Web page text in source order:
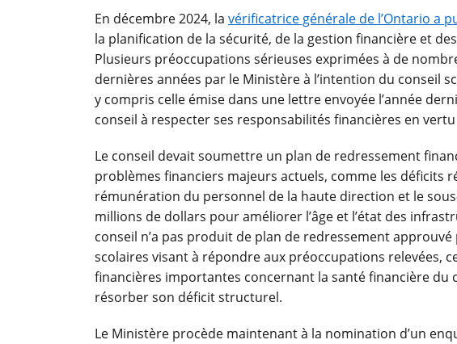
En décembre 2024, la vérificatrice générale de l’Ontario a
la planification de la sécurité, de la gestion financière et
Plusieurs préoccupations sérieuses exprimées à de
dernières années par le Ministère à l’intention du conseil
y compris celle émise dans une lettre envoyée l’année
conseil à respecter ses responsabilités financières en
Le conseil devait soumettre un plan de redressement
problèmes financiers majeurs actuels, comme les déficits
rémunération du personnel de la haute direction et le
millions de dollars pour améliorer l’âge et l’état des
conseil n’a pas produit de plan de redressement
scolaires visant à répondre aux préoccupations relevées,
financières importantes concernant la santé financière du
résorber son déficit structurel.
Le Ministère procède maintenant à la nomination d’un